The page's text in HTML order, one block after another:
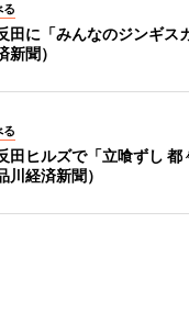
る
田に「みんなのジンギス
新聞）
る
田ヒルズで「立喰ずし 都
川経済新聞）